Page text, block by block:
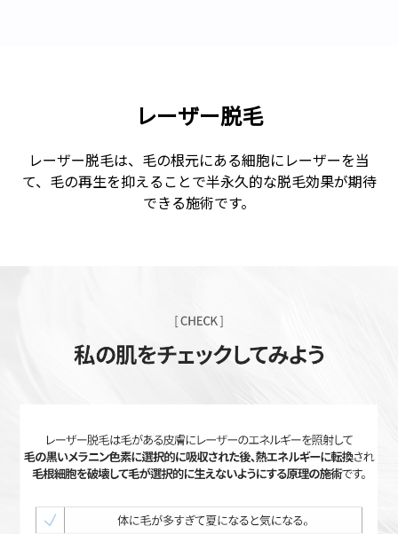
レーザー脱毛
レーザー脱毛は、毛の根元にある細胞にレーザーを当
て、毛の再生を抑えることで半永久的な脱毛効果が期待
できる施術です。